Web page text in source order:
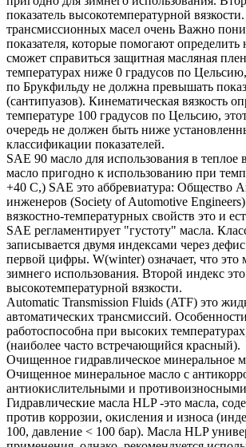
показатель высокотемпературной
трансмиссионных масел очень Важно
показателя, которые помогают определить
сможет справиться защитная масляная
температурах ниже 0 градусов по
по Брукфильду не должна превышать
(сантипуазов). Кинематическая вязкость
температуре 100 градусов по Цельсию,
очередь не должен быть ниже
классификации показателей.
SAE 90 масло для использования в теплое
масло пригодно к использованию при
+40 С,) SAE это аббревиатура: Общество
инженеров (Society of Automotive
вязкостно-температурных свойств это и
SAE регламентирует "густоту" масла.
записывается двумя индексами через
первой цифры. W(winter) означает, что это
зимнего использования. Второй индекс это
высокотемпературной вязкости.
Automatic Transmission Fluids (ATF) это
автоматических трансмиссий.
работоспособна при высоких
(наиболее часто встречающийся красный).
Очищенное гидравлическое минеральное
Очищенное минеральное масло с
антиокислительными и
Гидравлические масла HLP -это масла,
против коррозии, окисления и износа
100, давление < 100 бар). Масла HLP